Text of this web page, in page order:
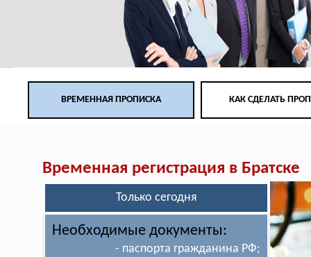
ВРЕМЕННАЯ ПРОПИСКА КАК СДЕЛАТЬ
Временная регистрация в Братске
Только сегодня
Необходимые документы:
- паспорта гражданина РФ;